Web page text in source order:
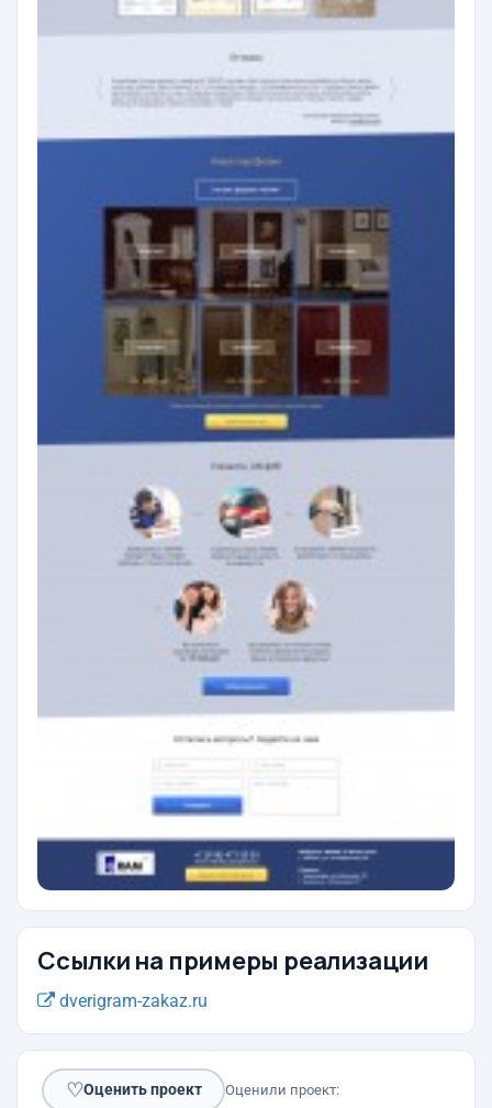
Ссылки на примеры реализации
dverigram-zakaz.ru
♡Оценить проект Оценили проект: